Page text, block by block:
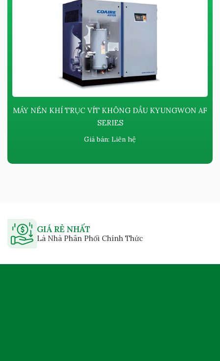
MÁY NÉN KHÍ TRỤC VÍT KHÔNG DẦU KYUNGWON AF
SERIES
Giá bán: Liên hệ
GIÁ RẺ NHẤT
Là Nhà Phân Phối Chính Thức